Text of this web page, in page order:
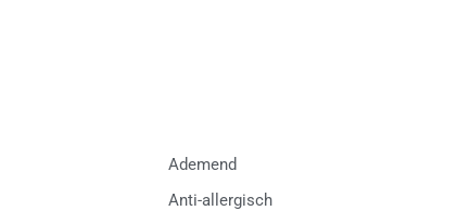
Ademend
Anti-allergisch